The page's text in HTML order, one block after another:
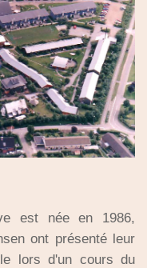
est née en 1986,
ont présenté leur
lors d'un cours du